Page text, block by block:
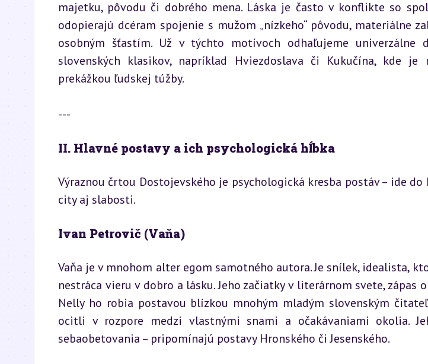
majetku, pôvodu či dobrého mena. Láska je často v konflikte so
odopierajú dcéram spojenie s mužom „nízkeho“ pôvodu, materiálne
osobným šťastím. Už v týchto motívoch odhaľujeme univerzálne
slovenských klasikov, napríklad Hviezdoslava či Kukučína, kde je
prekážkou ľudskej túžby.
---
II. Hlavné postavy a ich psychologická hĺbka
Výraznou črtou Dostojevského je psychologická kresba postáv – ide do
city aj slabosti.
Ivan Petrovič (Vaňa)
Vaňa je v mnohom alter egom samotného autora. Je snílek, idealista,
nestráca vieru v dobro a lásku. Jeho začiatky v literárnom svete,
Nelly ho robia postavou blízkou mnohým mladým slovenským
ocitli v rozpore medzi vlastnými snami a očakávaniami okolia.
sebaobetovania – pripomínajú postavy Hronského či Jesenského.